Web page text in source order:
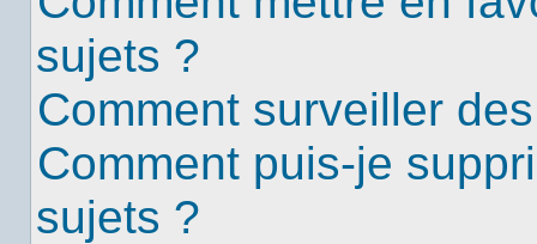
sujets ?
Comment surveiller
Comment puis-je
sujets ?